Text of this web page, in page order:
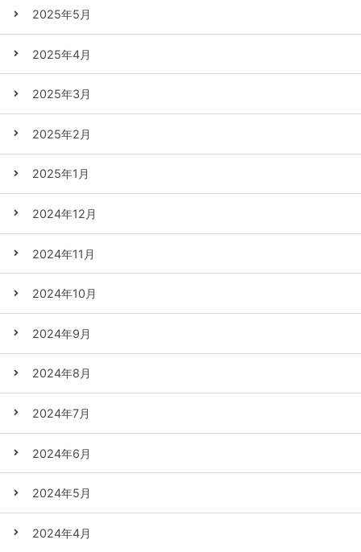
2025年5月
2025年4月
2025年3月
2025年2月
2025年1月
2024年12月
2024年11月
2024年10月
2024年9月
2024年8月
2024年7月
2024年6月
2024年5月
2024年4月